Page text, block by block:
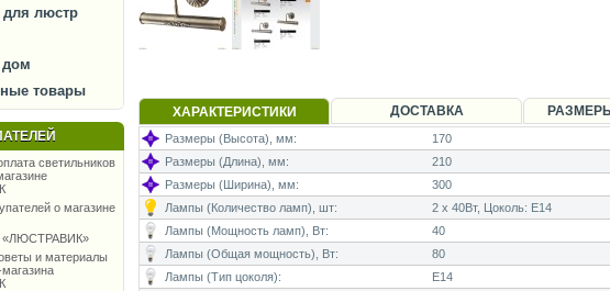
люстр
товары
светильников
о магазине
«ЛЮСТРАВИК»
и материалы
магазина
ХАРАКТЕРИСТИКИ ДОСТАВКА
Размеры (Высота), мм:
170
Размеры (Длина), мм:
210
Размеры (Ширина), мм:
300
Лампы (Количество ламп), шт:
2 x 40Вт, Цоколь: E14
Лампы (Мощность ламп), Вт:
40
Лампы (Общая мощность), Вт:
80
Лампы (Тип цоколя):
E14